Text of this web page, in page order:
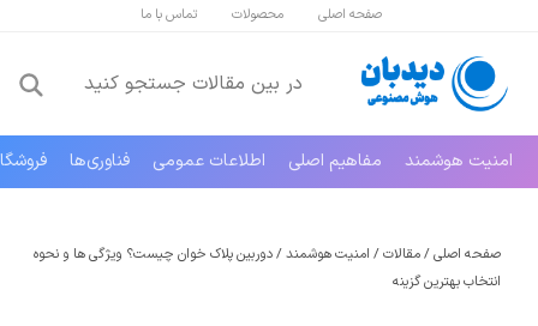
صفحه اصلی محصولات تماس با ما
امنیت هوشمند مفاهیم اصلی اطلاعات عمومی فناوری‌ها
صفحه اصلی/مقالات/ امنیت هوشمند/دوربین پلاک خوان چیست؟ ویژگی‌ ها و نحوه
انتخاب بهترین گزینه